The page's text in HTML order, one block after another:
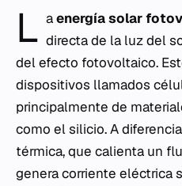
L aenergía solar
directa de la luz del
del efecto fotovoltaico.
dispositivos llamados
principalmente de
como el silicio. A
térmica, que calienta un
genera corriente eléctrica